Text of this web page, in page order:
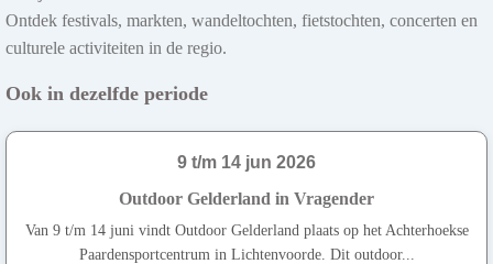
Ontdek festivals, markten, wandeltochten, fietstochten, concerten en
culturele activiteiten in de regio.
Ook in dezelfde periode
9 t/m 14 jun 2026
Outdoor Gelderland in Vragender
Van 9 t/m 14 juni vindt Outdoor Gelderland plaats op het Achterhoekse
Paardensportcentrum in Lichtenvoorde. Dit outdoor...